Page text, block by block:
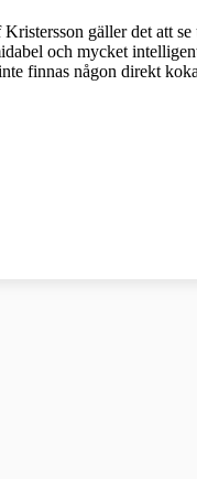
gäller det att se
och mycket
finnas någon direkt